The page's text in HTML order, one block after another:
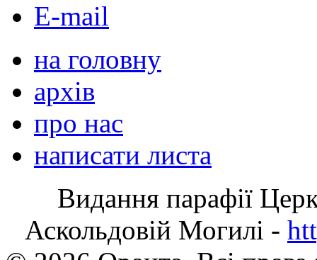
E-mail
на головну
архів
про нас
написати листа
Видання парафії
Аскольдовій Могилі -